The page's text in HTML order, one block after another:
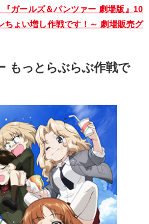
ガールズ＆パンツァー 劇場版』10
ちょい増し作戦です！～ 劇場販売グ
もっとらぶらぶ作戦で